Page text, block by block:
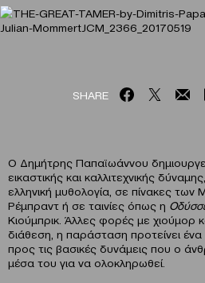
SHARE
Ο Δημήτρης Παπαϊωάννου
εικαστικής και καλλιτεχνικής
ελληνική μυθολογία, σε πίνακες των
Ρέμπραντ ή σε ταινίες όπως η
Κιούμπρικ. Άλλες φορές με χιούμορ
διάθεση, η παράσταση προτείνει ένα
προς τις βασικές δυνάμεις που ο
μέσα του για να ολοκληρωθεί.